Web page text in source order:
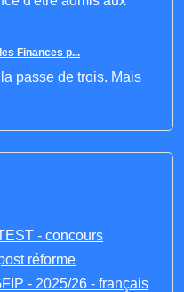
Finances p...
passe de trois. Mais
- concours
réforme
- 2025/26 - français